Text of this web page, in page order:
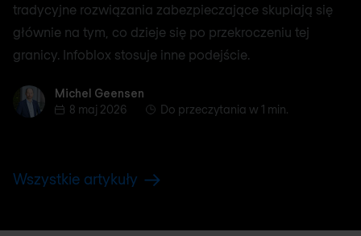
tradycyjne rozwiązania zabezpieczające skupiają się
głównie na tym, co dzieje się po przekroczeniu tej
granicy. Infoblox stosuje inne podejście.
Michel Geensen
Michel Geensen
8 maj 2026
Do przeczytania w 1 min.
Wszystkie artykuły